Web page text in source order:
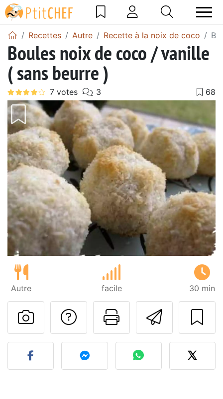
Recettes Autre Recette à la noix de coco
Boules noix de coco / vanille
( sans beurre )
Autre facile 30 min
Imprimer
Poser une
Publier votre photo de